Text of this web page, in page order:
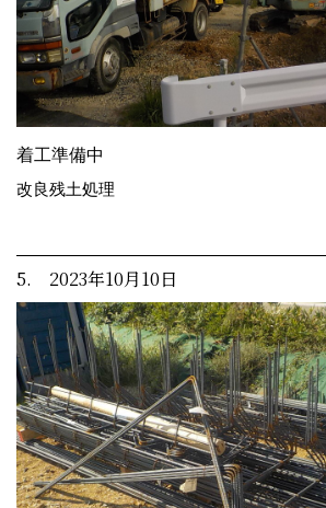
着工準備中
改良残土処理
5. 2023年10月10日